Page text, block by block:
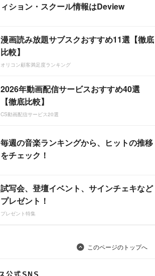
ィション・スクール情報はDeview
漫画読み放題サブスクおすすめ11選【徹底
比較】
オリコン顧客満足度ランキング
2026年動画配信サービスおすすめ40選
【徹底比較】
CS動画配信サービス20選
毎週の音楽ランキングから、ヒットの推移
をチェック！
試写会、登壇イベント、サインチェキなど
プレゼント！
プレゼント特集
このページのトップへ